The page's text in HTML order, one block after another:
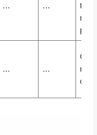
… …
… …